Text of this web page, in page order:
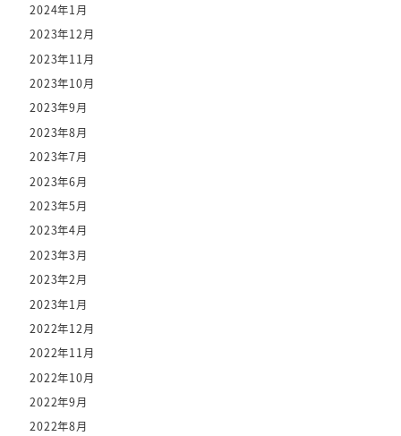
2024年1月
2023年12月
2023年11月
2023年10月
2023年9月
2023年8月
2023年7月
2023年6月
2023年5月
2023年4月
2023年3月
2023年2月
2023年1月
2022年12月
2022年11月
2022年10月
2022年9月
2022年8月